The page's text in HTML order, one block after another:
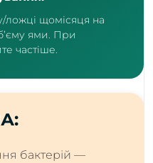
ложці щомісяця на
ями. При
частіше.
бактерій —